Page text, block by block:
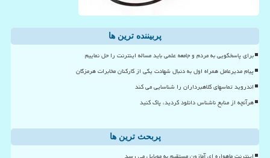
پربیننده ترین ها
برای پاسخگویی به مردم و جامعه علمی باید مساله اینترنت را حل نماییم
پیام مدیرعامل همراه اول به دنبال شهادت یکی از کارکنان مخابرات هرمزگان
اندروید تماسهای کلاهبرداران را شناسایی می کند
هرآنچه از منابع ناشناس دانلود کردید، پاک کنید
پربحث ترین ها